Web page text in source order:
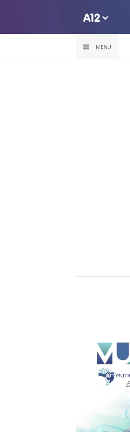
MENU